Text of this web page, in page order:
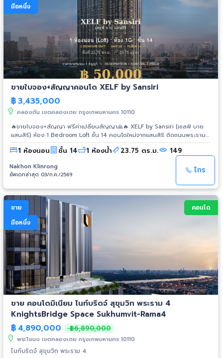
มือหนึ่ง
ขายใบจอง+สัญญาคอนโด XELF by Sansiri
฿3,435,000
คลองตัน เขตคลองเตย กรุงเทพมหานคร 10110
🔥ขายใบจอง+สัญญา ฟรีค่าเปลี่ยนสัญญา🙏🔥 XELF by Sansiri (เซลฟ์ บาย
แสนสิริ) ห้อง 1 Bedroom Loft ชั้น 14 คอนโดใหม่จากแสนสิริ ติดถนนพระราม
4 เพียง 3 นาทีถึง BTS ทองหล่อ (สร้างเสร็จ ปลายปี 2571) - ห้อง Loft
เพดานสูง 4.7 ม. หายากในย่านนี้ - ส่วนกลางจัดเต็ม 5 ชั้น สระว่ายน้ำ 30 ม. วิว
โค้งน้ำบางกระเจ้า - เชื่อมสุขุมวิท ทองหล่อ เอกมัย และ CBD สาทร สีลม อโศก
ได้สะดวก ✅ ห้อง 1 Bedroom ✅ ชั้น 14 อาคาร 1 พื้นที่ห้องชุดประมาณ 23.75
ตร.ม. ✅ ราคาหน้าสัญญา 3,435,000 บาท ✅ กำหนดแล้วเสร็จ/โอนกรรมสิทธิ์
https://kuula.co/share/L77Mp/collection/7HWnG 💰 ขายใบจอง+สัญญา
50,000 บาท ฟรีค่าเปลี่ยนสัญญา 📍 รายละเอียดการชำระ - เงินจอง+ทำ
สัญญา ชำระให้โครงการไปแล้ว 40,000 บาท - วันเปลี่ยนสัญญา ผู้ซื้อชำระค่า
ดาวน์ให้โครงการ 72,384 บาท - ผ่อนต่อกับโครงการอีก 25 งวด งวดละ
9,346 บาท (มีงวดบอลลูน 35,000 บาท แทรกเป็นระยะทุก ๆ 5-6 เดือน) สนใจ
ทักแชทสอบถามรายละเอียดเพิ่มเติมได้ที่ 💬 nakhon.khon 📱 063-947-9717,
081-349-9691
1 ห้องนอน ชั้น 14 1 ห้องน้ำ 23.75 ตร.ม. 149
Nakhon Klinrong
อัพเดทล่าสุด 03/ก.ค./2569 โทร
ขาย
มือหนึ่ง
คอนโด
ขาย คอนโดมิเนียม ไนท์บริดจ์ สุขุมวิท พระราม 4
KnightsBridge Space Sukhumvit-Rama4
฿ 4,890,000 ฿6,890,000
พระโขนง เขตคลองเตย กรุงเทพมหานคร 10110
ไนท์บริดจ์ สุขุมวิท พระราม 4